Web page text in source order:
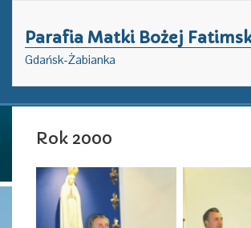
Parafia Matki Bożej
Gdańsk-Żabianka
Rok 2000